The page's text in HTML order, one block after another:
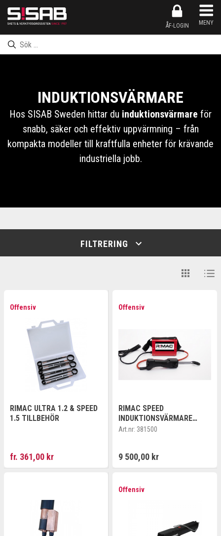
ÅF-LOGIN MENY
Produkten har nu lagts till i kundkorgen Gå till kassan
Produkten har nu lagts till i inköpslistan
Inköpslistan har nu lagts till i kundkorgen
INDUKTIONSVÄRMARE
Hos SISAB Sweden hittar du induktionsvärmare för
snabb, säker och effektiv uppvärmning – från
kompakta modeller till kraftfulla enheter för krävande
industriella jobb.
FILTRERING
Offensiv
RIMAC ULTRA 1.2 & SPEED
1.5 TILLBEHÖR
fr. 361,00 kr
Offensiv
RIMAC SPEED
INDUKTIONSVÄRMARE
1,5KW
Art.nr: 381500
9 500,00 kr
Offensiv